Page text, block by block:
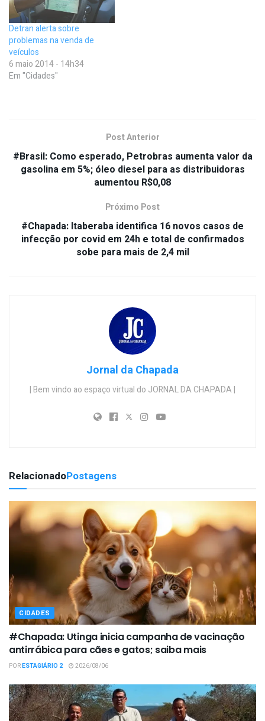
Detran alerta sobre
problemas na venda de
veículos
6 maio 2014 - 14h34
Em "Cidades"
Post Anterior
#Brasil: Como esperado, Petrobras aumenta valor da
gasolina em 5%; óleo diesel para as distribuidoras
aumentou R$0,08
Próximo Post
#Chapada: Itaberaba identifica 16 novos casos de
infecção por covid em 24h e total de confirmados
sobe para mais de 2,4 mil
Jornal da Chapada
| Bem vindo ao espaço virtual do JORNAL DA CHAPADA |
RelacionadoPostagens
CIDADES
#Chapada: Utinga inicia campanha de vacinação
antirrábica para cães e gatos; saiba mais
PORESTAGIÁRIO 2 2026/08/06